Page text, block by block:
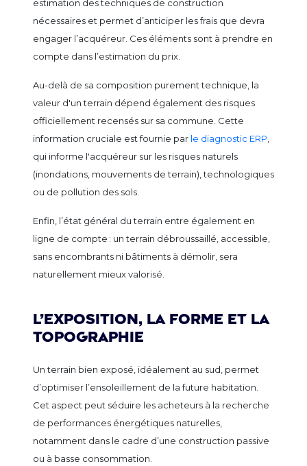
estimation des techniques de construction
nécessaires et permet d’anticiper les frais que devra
engager l’acquéreur. Ces éléments sont à prendre en
compte dans l’estimation du prix.
Au-delà de sa composition purement technique, la
valeur d'un terrain dépend également des risques
officiellement recensés sur sa commune. Cette
information cruciale est fournie par le diagnostic ERP
qui informe l'acquéreur sur les risques naturels
(inondations, mouvements de terrain), technologiques
ou de pollution des sols.
Enfin, l’état général du terrain entre également en
ligne de compte : un terrain débroussaillé, accessible,
sans encombrants ni bâtiments à démolir, sera
naturellement mieux valorisé.
L’exposition, la forme et la
topographie
Un terrain bien exposé, idéalement au sud, permet
d’optimiser l’ensoleillement de la future habitation.
Cet aspect peut séduire les acheteurs à la recherche
de performances énergétiques naturelles,
notamment dans le cadre d’une construction passive
ou à basse consommation.